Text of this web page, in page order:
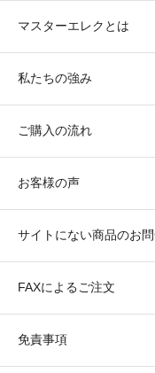
マスターエレクとは
私たちの強み
ご購入の流れ
お客様の声
サイトにない商品のお
FAXによるご注文
免責事項